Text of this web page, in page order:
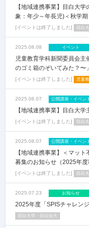
【地域連携事業】目白大
象：年少～年長児)＜秋学期
イベントは終了しました 目白
2025.08.08 イベント
児童教育学科新聞委員会主
のゴミ箱のぞいてみた？〜
イベントは終了しました 児童
2025.08.07 公開講座・イベン
【地域連携事業】目白大
イベントは終了しました 目白
2025.08.07 公開講座・イベン
【地域連携事業】＜マッ
募集のお知らせ（2025年度
イベントは終了しました 目白
2025.07.23 お知らせ
2025年度「SPISチャレン
目白大学・目白短大